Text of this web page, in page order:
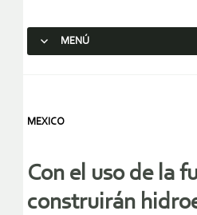
MENÚ
MEXICO
Con el uso de la
construirán